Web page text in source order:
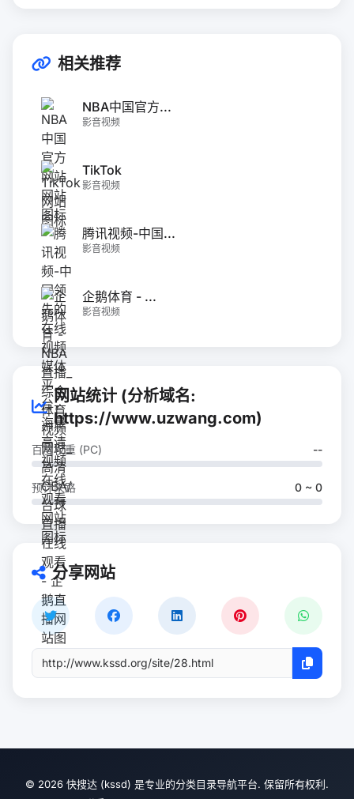
相关推荐
NBA中国官方...
影音视频
TikTok
影音视频
腾讯视频-中国...
影音视频
企鹅体育 - ...
影音视频
网站统计 (分析域名:
https://www.uzwang.com)
百度权重 (PC) --
预计来路 0 ~ 0
分享网站
© 2026 快搜达 (kssd) 是专业的分类目录导航平台. 保留所有权利.